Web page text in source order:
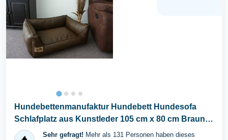
Hundebettenmanufaktur Hundebett Hundesofa
Schlafplatz aus Kunstleder 105 cm x 80 cm Braun
für HundeSehr gefragt! Mehr als 131 Personen haben dieses